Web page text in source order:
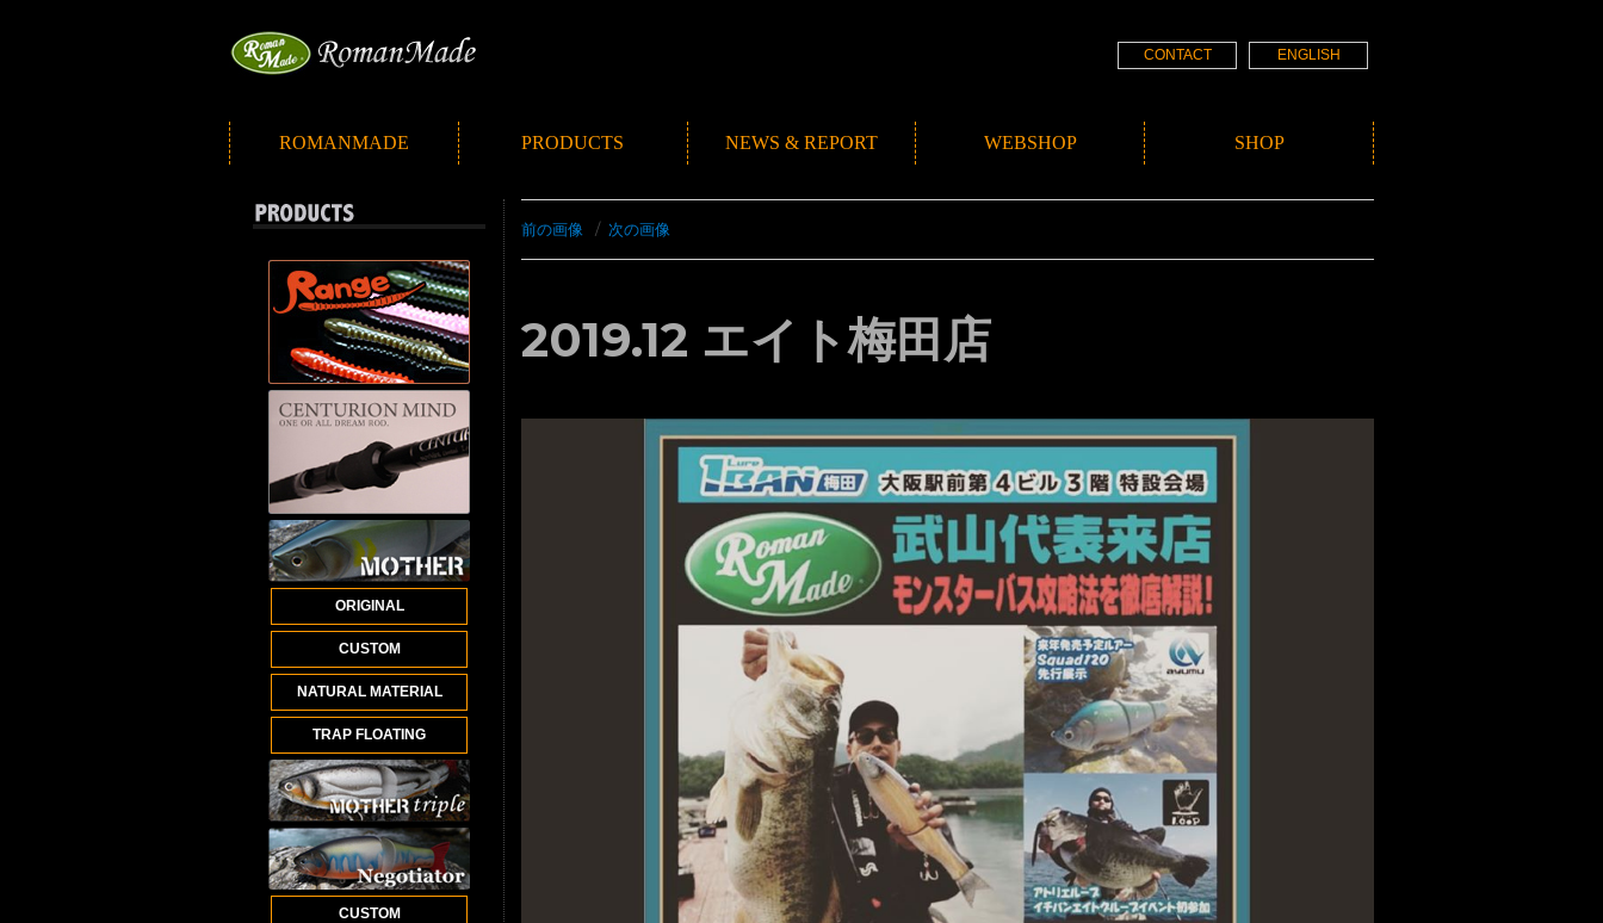
ENGLISH
CONTACT
ROMANMADE PRODUCTS NEWS & REPORT WEBSHOP SHOP
前の画像 次の画像
2019.12 エイト梅田店
ORIGINAL
CUSTOM
NATURAL MATERIAL
TRAP FLOATING
CUSTOM